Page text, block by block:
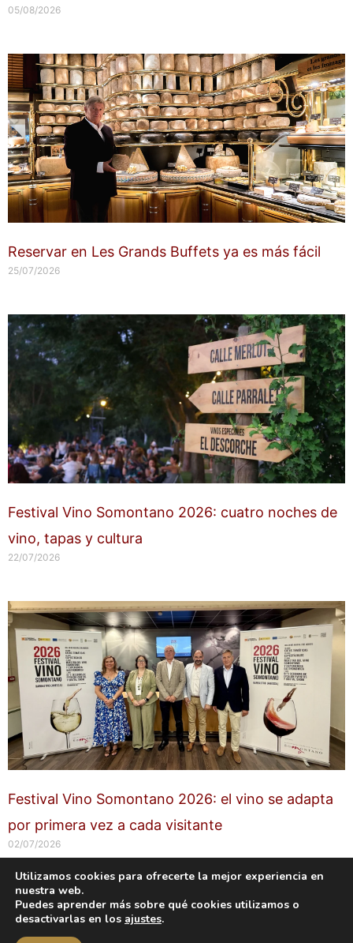
05/08/2026
Reservar en Les Grands Buffets ya es más fácil
25/07/2026
Festival Vino Somontano 2026: cuatro noches de
vino, tapas y cultura
22/07/2026
Festival Vino Somontano 2026: el vino se adapta
por primera vez a cada visitante
02/07/2026
Copyright © 2026 labuenavidaenzaragoza.com
Sitio web protegido porMantenimiento web Zaragoza
Utilizamos cookies para ofrecerte la mejor experiencia en
nuestra web.
Puedes aprender más sobre qué cookies utilizamos o
desactivarlas en los ajustes.